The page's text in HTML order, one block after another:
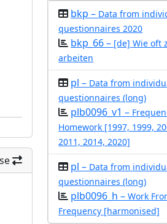
bkp – Data from
questionnaires 2020
bkp_66 – [de] Wie oft
arbeiten
pl – Data from
questionnaires (long)
plb0096_v1 –
Homework [1997, 1999,
2011, 2014, 2020]
pl – Data from
questionnaires (long)
plb0096_h –Work
Frequency [harmonised]